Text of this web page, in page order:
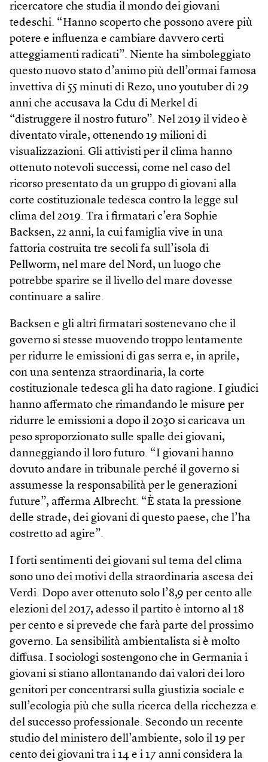
ricercatore che studia il mondo dei giovani
tedeschi. “Hanno scoperto che possono avere più
potere e influenza e cambiare davvero certi
atteggiamenti radicati”. Niente ha simboleggiato
questo nuovo stato d’animo più dell’ormai famosa
invettiva di 55 minuti di Rezo, uno youtuber di 29
anni che accusava la Cdu di Merkel di
“distruggere il nostro futuro”. Nel 2019 il video è
diventato virale, ottenendo 19 milioni di
visualizzazioni. Gli attivisti per il clima hanno
ottenuto notevoli successi, come nel caso del
ricorso presentato da un gruppo di giovani alla
corte costituzionale tedesca contro la legge sul
clima del 2019. Tra i firmatari c’era Sophie
Backsen, 22 anni, la cui famiglia vive in una
fattoria costruita tre secoli fa sull’isola di
Pellworm, nel mare del Nord, un luogo che
potrebbe sparire se il livello del mare dovesse
continuare a salire.
Backsen e gli altri firmatari sostenevano che il
governo si stesse muovendo troppo lentamente
per ridurre le emissioni di gas serra e, in aprile,
con una sentenza straordinaria, la corte
costituzionale tedesca gli ha dato ragione. I giudici
hanno affermato che rimandando le misure per
ridurre le emissioni a dopo il 2030 si caricava un
peso sproporzionato sulle spalle dei giovani,
danneggiando il loro futuro. “I giovani hanno
dovuto andare in tribunale perché il governo si
assumesse la responsabilità per le generazioni
future”, afferma Albrecht. “È stata la pressione
delle strade, dei giovani di questo paese, che l’ha
costretto ad agire”.
I forti sentimenti dei giovani sul tema del clima
sono uno dei motivi della straordinaria ascesa dei
Verdi. Dopo aver ottenuto solo l’8,9 per cento alle
elezioni del 2017, adesso il partito è intorno al 18
per cento e si prevede che farà parte del prossimo
governo. La sensibilità ambientalista si è molto
diffusa. I sociologi sostengono che in Germania i
giovani si stiano allontanando dai valori dei loro
genitori per concentrarsi sulla giustizia sociale e
sull’ecologia più che sulla ricerca della ricchezza e
del successo professionale. Secondo un recente
studio del ministero dell’ambiente, solo il 19 per
cento dei giovani tra i 14 e i 17 anni considera la